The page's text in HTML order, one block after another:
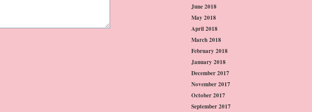
June 2018
May 2018
April 2018
March 2018
February 2018
January 2018
December 2017
November 2017
October 2017
September 2017